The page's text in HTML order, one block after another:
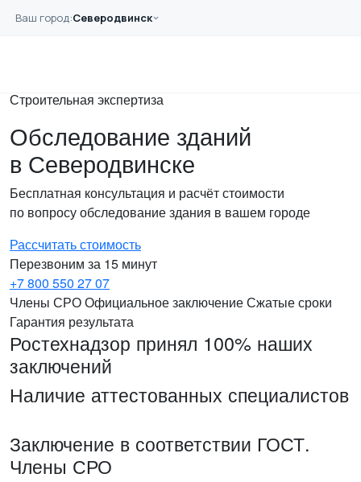
Ваш город:Северодвинск
Главная
Строительная экспертиза
Обследование зданий
в Северодвинске
Бесплатная консультация и расчёт стоимости
по вопросу обследование здания в вашем городе
Рассчитать стоимость
Перезвоним за 15 минут
+7 800 550 27 07
Члены СРООфициальное заключениеСжатые сроки
Гарантия результата
Ростехнадзор принял 100% наших
заключений
Наличие аттестованных специалистов
Заключение в соответствии ГОСТ.
Члены СРО